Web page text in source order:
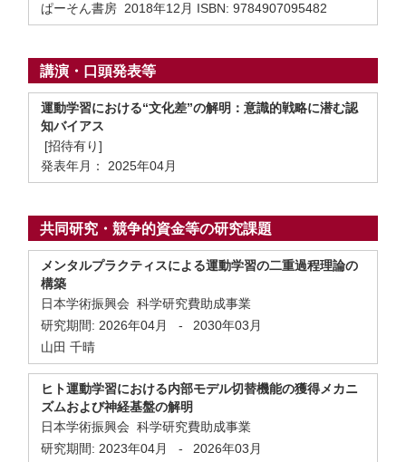
ぱーそん書房 2018年12月 ISBN: 9784907095482
講演・口頭発表等
運動学習における“文化差”の解明：意識的戦略に潜む認
知バイアス
[招待有り]
発表年月： 2025年04月
共同研究・競争的資金等の研究課題
メンタルプラクティスによる運動学習の二重過程理論の
構築
日本学術振興会 科学研究費助成事業
研究期間: 2026年04月 -
2030年03月
山田 千晴
ヒト運動学習における内部モデル切替機能の獲得メカニ
ズムおよび神経基盤の解明
日本学術振興会 科学研究費助成事業
研究期間: 2023年04月 -
2026年03月